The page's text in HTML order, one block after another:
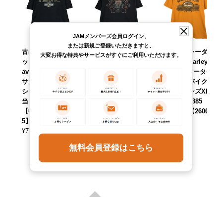
古着 ハーレーダビ
ッドソン Harley-D
avidson モーター
サイクル バイクT
シャツ メンズXL相
当 /eaa621097
【中古】 【26060
5】
¥7,590
古着 ハーレーダビ
サイクル バイクT
シャツ メンズXL相
【中古】 【26060
古着 ハーレーダビ
ッドソン Harley-D
avidson モーター
サイクル バイクT
シャツ メンズXL相
当 /eaa620885
【中古】 【26060
6】
JAMメンバーズ会員ログイン、
または新規ご登録いただきますと、
大変お得な特典やサービスがすぐにご利用いただけます。
無料会員登録はこちら